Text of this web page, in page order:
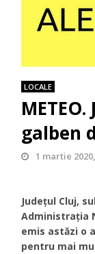
LOCALE
galben
1 martie
Județul Cluj,
Administrația
emis astăzi o
pentru mai